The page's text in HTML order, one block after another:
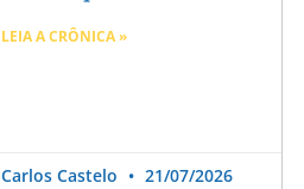
LEIA A CRÔNICA »
Carlos Castelo 21/07/2026